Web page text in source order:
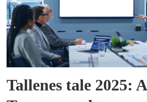
Tallenes tale 2025: